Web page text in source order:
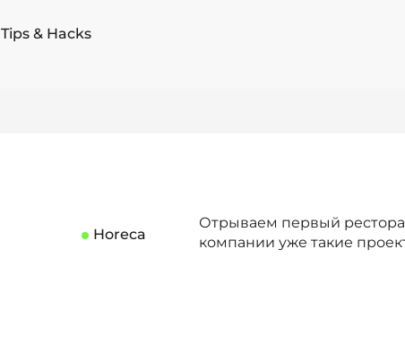
Tips & Hacks
Horeca
Отрываем первый
компании уже такие